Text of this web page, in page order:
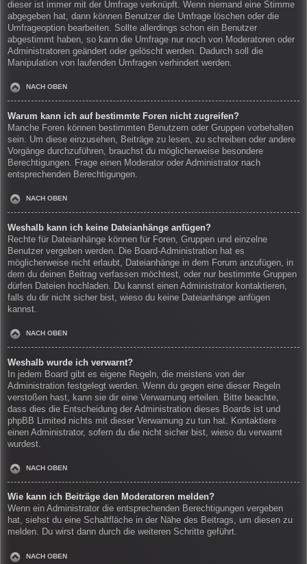
dieser ist immer mit der Umfrage verknüpft. Wenn niemand eine Stimme
abgegeben hat, dann können Benutzer die Umfrage löschen oder die
Umfrageoption bearbeiten. Sollte allerdings schon ein Benutzer
abgestimmt haben, so kann die Umfrage nur noch von Moderatoren oder
Administratoren geändert oder gelöscht werden. Dadurch soll die
Manipulation von laufenden Umfragen verhindert werden.
NACH OBEN
Warum kann ich auf bestimmte Foren nicht zugreifen?
Manche Foren können bestimmten Benutzern oder Gruppen vorbehalten
sein. Um diese einzusehen, Beiträge zu lesen, zu schreiben oder andere
Vorgänge durchzuführen, brauchst du möglicherweise besondere
Berechtigungen. Frage einen Moderator oder Administrator nach
entsprechenden Berechtigungen.
NACH OBEN
Weshalb kann ich keine Dateianhänge anfügen?
Rechte für Dateianhänge können für Foren, Gruppen und einzelne
Benutzer vergeben werden. Die Board-Administration hat es
möglicherweise nicht erlaubt, Dateianhänge in dem Forum anzufügen, in
dem du deinen Beitrag verfassen möchtest, oder nur bestimmte Gruppen
dürfen Dateien hochladen. Du kannst einen Administrator kontaktieren,
falls du dir nicht sicher bist, wieso du keine Dateianhänge anfügen
kannst.
NACH OBEN
Weshalb wurde ich verwarnt?
In jedem Board gibt es eigene Regeln, die meistens von der
Administration festgelegt werden. Wenn du gegen eine dieser Regeln
verstoßen hast, kann sie dir eine Verwarnung erteilen. Bitte beachte,
dass dies die Entscheidung der Administration dieses Boards ist und
phpBB Limited nichts mit dieser Verwarnung zu tun hat. Kontaktiere
einen Administrator, sofern du die nicht sicher bist, wieso du verwarnt
wurdest.
NACH OBEN
Wie kann ich Beiträge den Moderatoren melden?
Wenn ein Administrator die entsprechenden Berechtigungen vergeben
hat, siehst du eine Schaltfläche in der Nähe des Beitrags, um diesen zu
melden. Du wirst dann durch die weiteren Schritte geführt.
NACH OBEN